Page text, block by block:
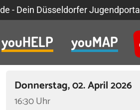
- Dein Düsseldorfer Jugendportal
youHELP youMAP
Donnerstag, 02. April 2026
16:30 Uhr